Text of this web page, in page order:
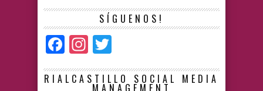
SÍGUENOS!
Facebook
Instagram
RIALCASTILLO SOCIAL MEDIA
MANAGEMENT